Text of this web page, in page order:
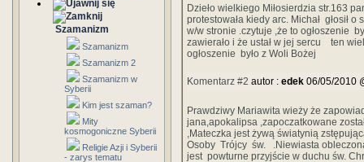
Szamanizm
Szamanizm
Szamanizm 2
Szamanizm w
Syberii
Kim jest szaman?
Mity
kosmogoniczne Syberii
Religie Azji i Syberii
- zarys tematu
Dzieło wielkiego Miłosierdzia str.163
protestowała kiedy arc. Michał głosił
w/w stronie .czytuje ,że to ogłoszenie
zawierało i że ustał w jej sercu ten
ogłoszenie było z Woli
Komentarz #2 autor : edek 06/05/2010
Prawdziwy Mariawita wieży że
jana,apokalipsa ,zapoczatkowane
,Mateczka jest żywą światynią
Osoby Trójcy św. .Niewiasta
jest powturne przyjście w duchu św.